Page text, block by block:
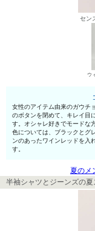
セン
女性のアイテム由来のガウチ
のボタンを閉めて、キレイ目
す。オシャレ好きでモードな
色については、ブラックとグ
ンのあったワインレッドを入
す。
夏のメ
半袖シャツとジーンズの夏